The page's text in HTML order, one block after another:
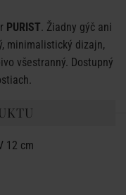
PURIST. Žiadny gýč ani
minimalistický dizajn,
všestranný. Dostupný
12 cm